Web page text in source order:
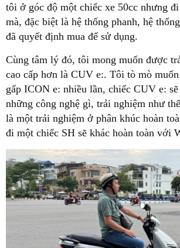
tôi ở góc độ một chiếc xe 50cc nhưng
mà, đặc biệt là hệ thống phanh, hệ
đã quyết định mua để sử dụng.
Cùng tâm lý đó, tôi mong muốn được
cao cấp hơn là CUV e:. Tôi tò mò
gấp ICON e: nhiều lần, chiếc CUV e:
những công nghệ gì, trải nghiệm như
là một trải nghiệm ở phân khúc hoàn
đi một chiếc SH sẽ khác hoàn toàn với